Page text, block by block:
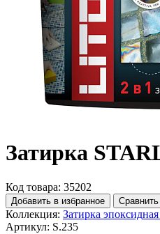
Затирка
Код товара: 35202
Добавить в избранное Сравнить
Коллекция: Затирка
Артикул: S.235